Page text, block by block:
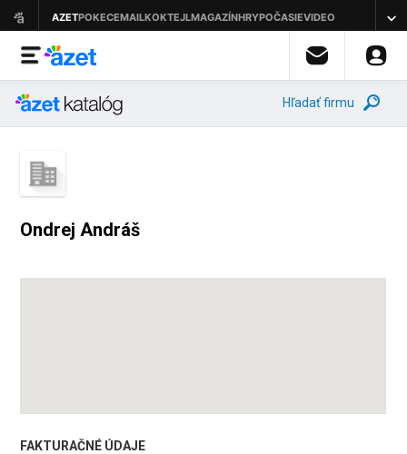
Hľadať firmu
Ondrej Andráš
FAKTURAČNÉ ÚDAJE